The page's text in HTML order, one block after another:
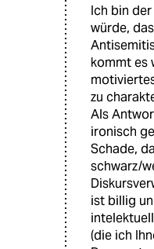
Ich bin
würde,
kommt es
zu
Als
ironisch
Schade,
schwarz/
ist billig
(die ich